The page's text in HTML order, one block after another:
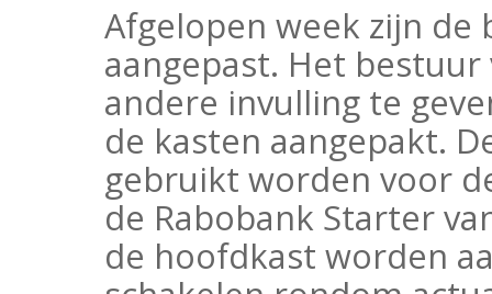
Afgelopen week zijn
aangepast. Het
andere invulling te
de kasten aangepakt.
gebruikt worden voor
de Rabobank Starter
de hoofdkast worden